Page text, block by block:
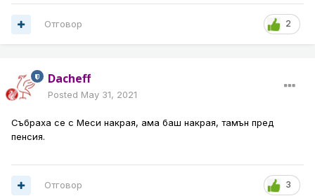
2
Отговор
Dacheff
Posted May 31, 2021
Събраха се с Меси накрая, ама баш накрая, тамън пред
пенсия.
3
Отговор